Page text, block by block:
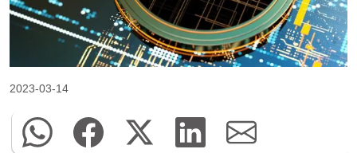
2023-03-14